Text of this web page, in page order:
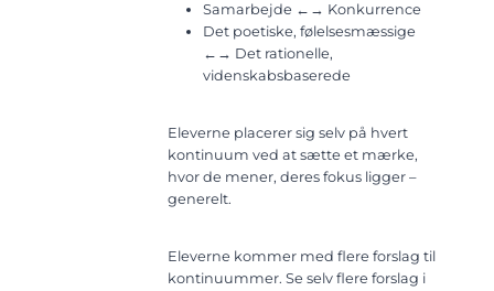
Samarbejde ←→ Konkurrence
Det poetiske, følelsesmæssige
←→ Det rationelle,
videnskabsbaserede
Eleverne placerer sig selv på hvert
kontinuum ved at sætte et mærke,
hvor de mener, deres fokus ligger –
generelt.
Eleverne kommer med flere forslag til
kontinuummer. Se selv flere forslag i